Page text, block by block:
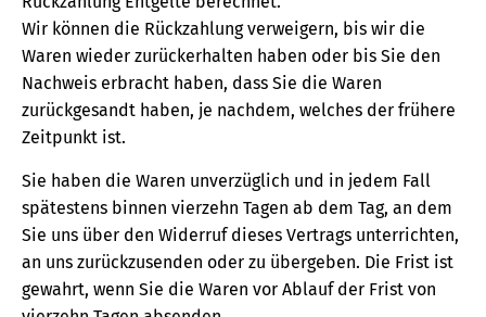
Wir können die Rückzahlung verweigern, bis wir die
Waren wieder zurückerhalten haben oder bis Sie den
Nachweis erbracht haben, dass Sie die Waren
zurückgesandt haben, je nachdem, welches der frühere
Zeitpunkt ist.
Sie haben die Waren unverzüglich und in jedem Fall
spätestens binnen vierzehn Tagen ab dem Tag, an dem
Sie uns über den Widerruf dieses Vertrags unterrichten,
an uns zurückzusenden oder zu übergeben. Die Frist ist
gewahrt, wenn Sie die Waren vor Ablauf der Frist von